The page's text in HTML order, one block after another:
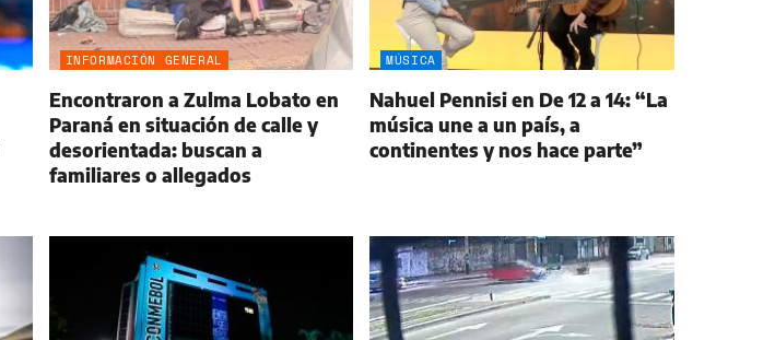
INFORMACIÓN GENERAL
Encontraron a Zulma Lobato en
Paraná en situación de calle y
desorientada: buscan a
familiares o allegados
MÚSICA
Nahuel Pennisi en De 12 a 14: “La
música une a un país, a
continentes y nos hace parte”